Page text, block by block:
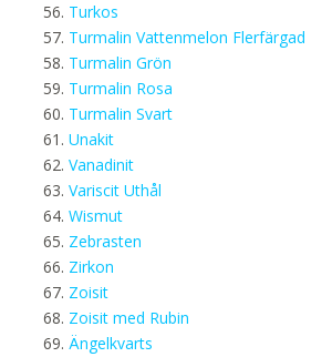
Turkos
Turmalin Vattenmelon Flerfärgad
Turmalin Grön
Turmalin Rosa
Turmalin Svart
Unakit
Vanadinit
Variscit Uthål
Wismut
Zebrasten
Zirkon
Zoisit
Zoisit med Rubin
Ängelkvarts